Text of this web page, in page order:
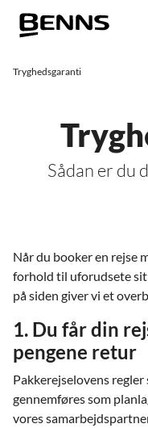
Tryghedsgaranti
Sådan er du
Når du booker en rejse
forhold til uforudsete
på siden giver vi et
1. Du får din
pengene retur
Pakkerejselovens
gennemføres som
vores
Vis resultater
Firma- og